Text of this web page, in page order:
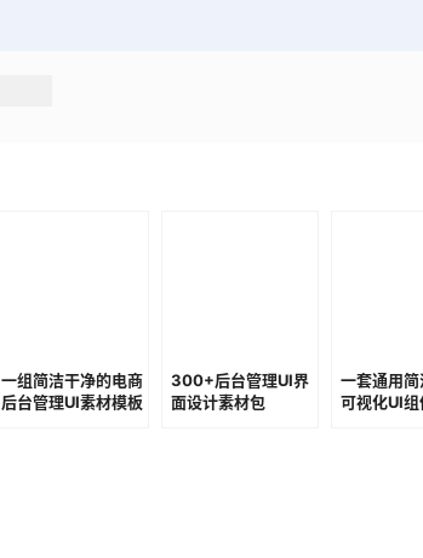
一组简洁干净的电商
后台管理UI素材模板
300+后台管理UI界
面设计素材包
一套通用
可视化UI